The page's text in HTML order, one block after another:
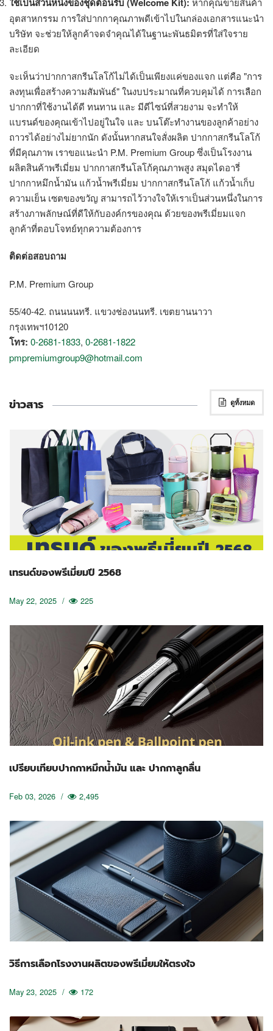
อุตสาหกรรม การใส่ปากกาคุณภาพดีเข้าไปในกล่องเอกสารแนะนำ
บริษัท จะช่วยให้ลูกค้าจดจำคุณได้ในฐานะพันธมิตรที่ใส่ใจราย
ละเอียด
จะเห็นว่าปากกาสกรีนโลโก้ไม่ได้เป็นเพียงแค่ของแจก แต่คือ "การ
ลงทุนเพื่อสร้างความสัมพันธ์" ในงบประมาณที่ควบคุมได้ การเลือก
ปากกาที่ใช้งานได้ดี ทนทาน และ มีดีไซน์ที่สวยงาม จะทำให้
แบรนด์ของคุณเข้าไปอยู่ในใจ และ บนโต๊ะทำงานของลูกค้าอย่าง
ถาวรได้อย่างไม่ยากนัก ดังนั้นหากสนใจสั่งผลิต ปากกาสกรีนโลโก้
ที่มีคุณภาพ เราขอแนะนำ P.M. Premium Group ซึ่งเป็นโรงงาน
ผลิตสินค้าพรีเมี่ยม ปากกาสกรีนโลโก้คุณภาพสูง สมุดไดอารี่
ปากกาหมึกน้ำมัน แก้วน้ำพรีเมี่ยม ปากกาสกรีนโลโก้ แก้วน้ำเก็บ
ความเย็น เซตของขวัญ สามารถไว้วางใจให้เราเป็นส่วนหนึ่งในการ
สร้างภาพลักษณ์ที่ดีให้กับองค์กรของคุณ ด้วยของพรีเมี่ยมแจก
ลูกค้าที่ตอบโจทย์ทุกความต้องการ
ติดต่อสอบถาม
P.M. Premium Group
55/40-42. ถนนนนทรี. แขวงช่องนนทรี. เขตยานนาวา
กรุงเทพฯ10120
โทร: 0-2681-1833, 0-2681-1822
pmpremiumgroup9@hotmail.com
ดูทั้งหมด
ข่าวสาร
เทรนด์ของพรีเมี่ยมปี 2568
May 22, 2025 / 225
เปรียบเทียบปากกาหมึกน้ำมัน และ ปากกาลูกลื่น
Feb 03, 2026 / 2,495
วิธีการเลือกโรงงานผลิตของพรีเมี่ยมให้ตรงใจ
May 23, 2025 / 172